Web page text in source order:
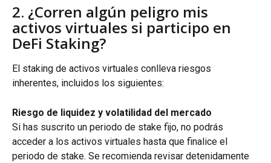
2. ¿Corren algún peligro mis
activos virtuales si participo en
DeFi Staking?
El staking de activos virtuales conlleva riesgos
inherentes, incluidos los siguientes:
Riesgo de liquidez y volatilidad del mercado
Si has suscrito un periodo de stake fijo, no podrás
acceder a los activos virtuales hasta que finalice el
periodo de stake. Se recomienda revisar detenidamente